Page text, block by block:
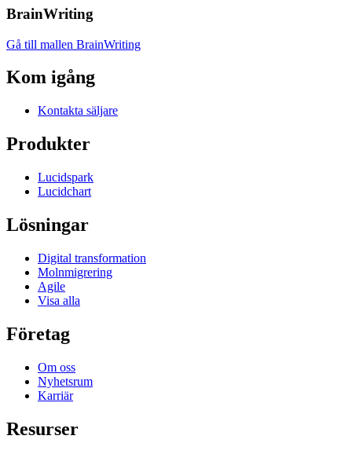
BrainWriting
Gå till mallen BrainWriting
Kom igång
Kontakta säljare
Produkter
Lucidspark
Lucidchart
Lösningar
Digital transformation
Molnmigrering
Agile
Visa alla
Företag
Om oss
Nyhetsrum
Karriär
Resurser